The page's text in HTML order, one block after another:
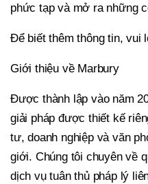
phức tạp và mở ra những
Để biết thêm thông tin, vui
Giới thiệu về Marbury
Được thành lập vào năm
giải pháp được thiết kế
tư, doanh nghiệp và văn
giới. Chúng tôi chuyên về
dịch vụ tuân thủ pháp lý